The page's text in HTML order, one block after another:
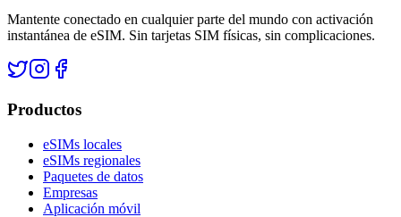
Mantente conectado en cualquier parte del mundo con activación
instantánea de eSIM. Sin tarjetas SIM físicas, sin complicaciones.
Productos
eSIMs locales
eSIMs regionales
Paquetes de datos
Empresas
Aplicación móvil